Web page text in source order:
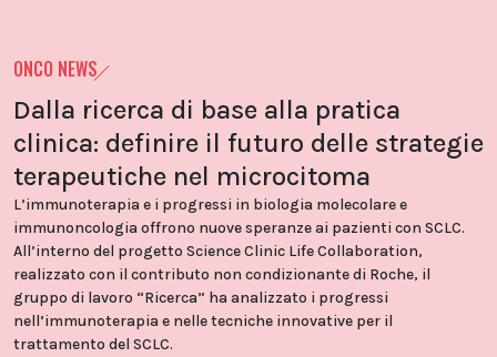
ONCO NEWS
Dalla ricerca di base alla pratica
clinica: definire il futuro delle strategie
terapeutiche nel microcitoma
L’immunoterapia e i progressi in biologia molecolare e
immunoncologia offrono nuove speranze ai pazienti con SCLC.
All’interno del progetto Science Clinic Life Collaboration,
realizzato con il contributo non condizionante di Roche, il
gruppo di lavoro “Ricerca” ha analizzato i progressi
nell’immunoterapia e nelle tecniche innovative per il
trattamento del SCLC.